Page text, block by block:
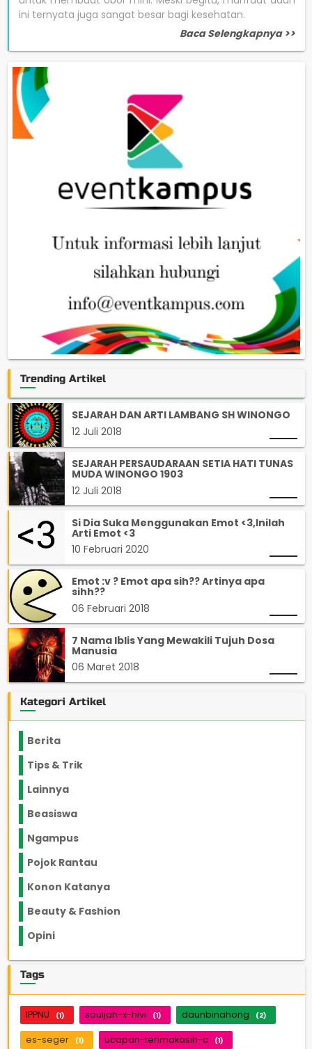
ini ternyata juga sangat besar bagi kesehatan.
Baca Selengkapnya >>
Trending Artikel
SEJARAH DAN ARTI LAMBANG SH WINONGO
12 Juli 2018
SEJARAH PERSAUDARAAN SETIA HATI TUNAS
MUDA WINONGO 1903
12 Juli 2018
Si Dia Suka Menggunakan Emot <3,Inilah
Arti Emot <3
10 Februari 2020
Emot :v ? Emot apa sih?? Artinya apa
sihh??
06 Februari 2018
7 Nama Iblis Yang Mewakili Tujuh Dosa
Manusia
06 Maret 2018
Kategori Artikel
Berita
Tips & Trik
Lainnya
Beasiswa
Ngampus
Pojok Rantau
Konon Katanya
Beauty & Fashion
Opini
Tags
IPPNU (1) souljah-x-hivi (1) daunbinahong (2)
es-seger (1) ucapan-terimakasih-c (1)